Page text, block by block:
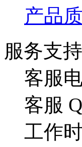
产品
服务支持
客服
客服
工作